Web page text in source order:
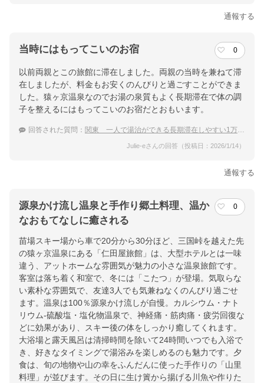
通報する
当時にはもってこいのお宿 0
以前両親とこの旅館に滞在しました。両親の当時を兼ねて滞
在しましたが、料金もお安くのんびりと過ごすことができま
した。猿ヶ京温泉なのでお湯の泉質もよく長期滞在で体の調
子を整えるにはもってこいのお宿だとおもいます。
回答された質問： 関東 一人で湯治ができる長期滞在しやすい1万円以下の宿
Julie-eさんの回答（投稿日：2026/1/14）
通報する
源泉かけ流し温泉と手作り郷土料理、温か
なおもてなしに癒される
0
苗場スキー場から車で20分から30分ほど、三国峠を越えた先
の猿ヶ京温泉にある「仁田屋旅館」は、大型ホテルとは一味
違う、アットホームな雰囲気が魅力の小さな温泉旅館です。
客室は落ち着く和室で、冬には「こたつ」が登場。気取らな
い素朴な雰囲気で、友達3人でも気兼ねなくのんびり過ごせ
ます。温泉は100％源泉かけ流しが自慢。カルシウム・ナト
リウム‐硫酸塩・塩化物温泉で、神経痛・筋肉痛・疲労回復な
どに効果があり、スキー後の体をしっかり癒してくれます。
大浴場と露天風呂は清掃時間を除いて24時間いつでも入浴で
き、好きなタイミングで湯浴みを楽しめるのも魅力です。夕
食は、旬の地物や山の幸をふんだんに使った手作りの「山里
料理」が並びます。その日に生け簀から揚げる川魚や作りた